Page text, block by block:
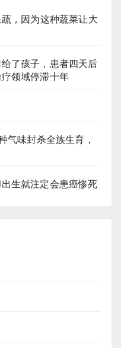
，因为这种蔬菜让大
了孩子，患者四天后
领域停滞十年
气味封杀全族生育，
生就注定会患癌惨死